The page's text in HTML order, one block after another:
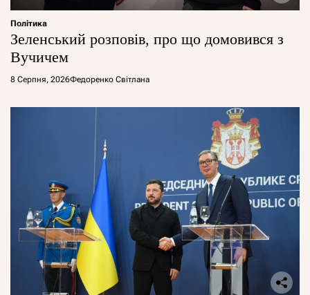
Політика
Зеленський розповів, про що домовився з
Вучичем
8 Серпня, 2026Федоренко Світлана